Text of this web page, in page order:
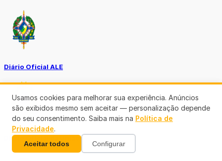
Diário Oficial ALE
Diário Oficial da União
Usamos cookies para melhorar sua experiência. Anúncios
são exibidos mesmo sem aceitar — personalização depende
do seu consentimento. Saiba mais na Política de
Privacidade.
Aceitar todos Configurar